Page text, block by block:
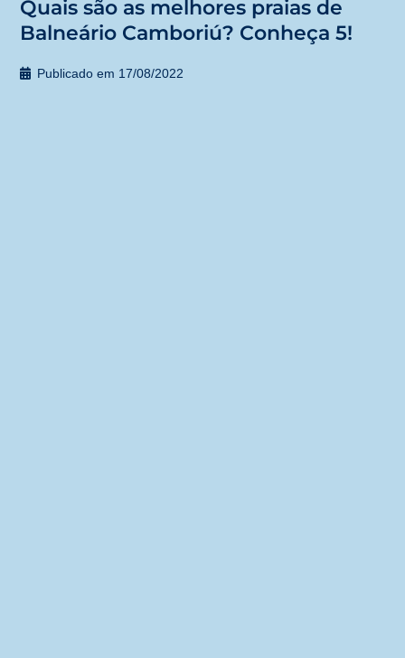
Quais são as melhores praias de
Balneário Camboriú? Conheça 5!
Publicado em 17/08/2022